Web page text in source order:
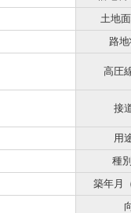
土地
路
高圧
接
用
種
築年月